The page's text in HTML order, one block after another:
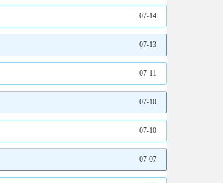
07-14
07-13
07-11
07-10
07-10
07-07